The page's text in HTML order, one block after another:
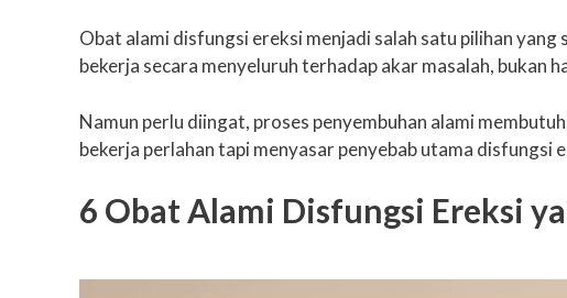
Obat alami disfungsi ereksi menjadi salah satu pilihan
bekerja secara menyeluruh terhadap akar masalah, bukan
Namun perlu diingat, proses penyembuhan alami
bekerja perlahan tapi menyasar penyebab utama disfungsi
6 Obat Alami Disfungsi Ereksi